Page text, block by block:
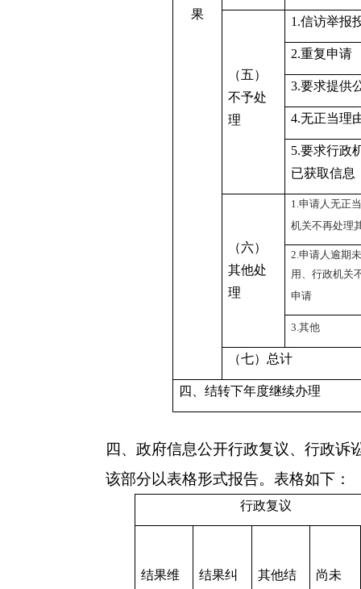
果
（五）
不予处
理
1.信访举报
2.重复申请
3.要求提供
4.无正当理
5.要求行政
已获取信息
（六）
其他处
理
1.申请人无正
机关不再处理
2.申请人逾期
用、行政机关
申请
3.其他
（七）总计
四、结转下年度继续办理
四、政府信息公开行政复议、行政诉
该部分以表格形式报告。表格如下：
行政复议
结果维
结果纠
其他结
尚未